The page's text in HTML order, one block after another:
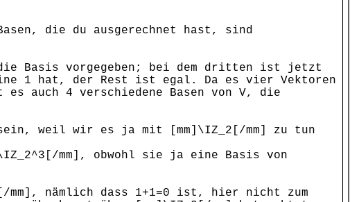
die du ausgerechnet hast, sind
Basis vorgegeben; bei dem dritten ist jetzt
1 hat, der Rest ist egal. Da es vier Vektoren
auch 4 verschiedene Basen von V, die
weil wir es ja mit [mm]\IZ_2[/mm] zu tun
mm], obwohl sie ja eine Basis von
mm], nämlich dass 1+1=0 ist, hier nicht zum